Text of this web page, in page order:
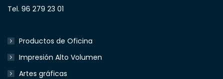
Tel. 96 279 23 01
Productos de Oficina
Impresión Alto Volumen
Artes gráficas